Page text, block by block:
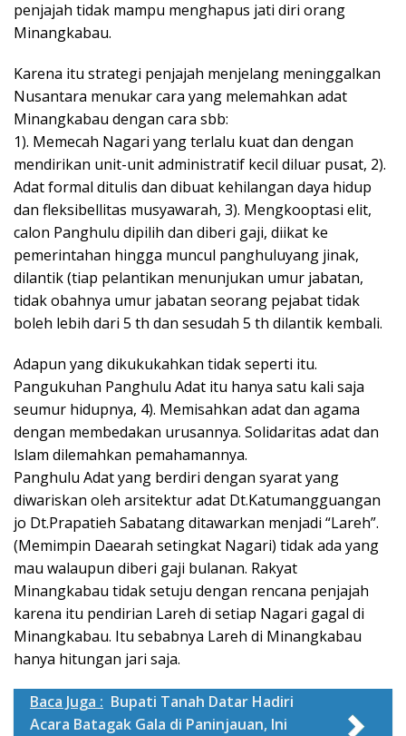
penjajah tidak mampu menghapus jati diri orang
Minangkabau.
Karena itu strategi penjajah menjelang meninggalkan
Nusantara menukar cara yang melemahkan adat
Minangkabau dengan cara sbb:
1). Memecah Nagari yang terlalu kuat dan dengan
mendirikan unit-unit administratif kecil diluar pusat, 2).
Adat formal ditulis dan dibuat kehilangan daya hidup
dan fleksibellitas musyawarah, 3). Mengkooptasi elit,
calon Panghulu dipilih dan diberi gaji, diikat ke
pemerintahan hingga muncul panghuluyang jinak,
dilantik (tiap pelantikan menunjukan umur jabatan,
tidak obahnya umur jabatan seorang pejabat tidak
boleh lebih dari 5 th dan sesudah 5 th dilantik kembali.
Adapun yang dikukukahkan tidak seperti itu.
Pangukuhan Panghulu Adat itu hanya satu kali saja
seumur hidupnya, 4). Memisahkan adat dan agama
dengan membedakan urusannya. Solidaritas adat dan
lslam dilemahkan pemahamannya.
Panghulu Adat yang berdiri dengan syarat yang
diwariskan oleh arsitektur adat Dt.Katumangguangan
jo Dt.Prapatieh Sabatang ditawarkan menjadi “Lareh”.
(Memimpin Daearah setingkat Nagari) tidak ada yang
mau walaupun diberi gaji bulanan. Rakyat
Minangkabau tidak setuju dengan rencana penjajah
karena itu pendirian Lareh di setiap Nagari gagal di
Minangkabau. Itu sebabnya Lareh di Minangkabau
hanya hitungan jari saja.
Baca Juga : Bupati Tanah Datar Hadiri
Acara Batagak Gala di Paninjauan, Ini